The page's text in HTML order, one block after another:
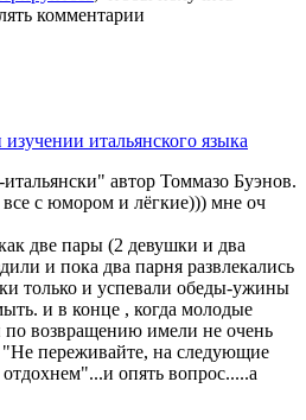
комментарии
итальянского языка
автор Томмазо Буэнов.
с юмором и лёгкие))) мне оч
две пары (2 девушки и два
и пока два парня развлекались
только и успевали обеды-ужины
и в конце , когда молодые
возвращению имели не очень
"Не переживайте, на следующие
опять вопрос.....а